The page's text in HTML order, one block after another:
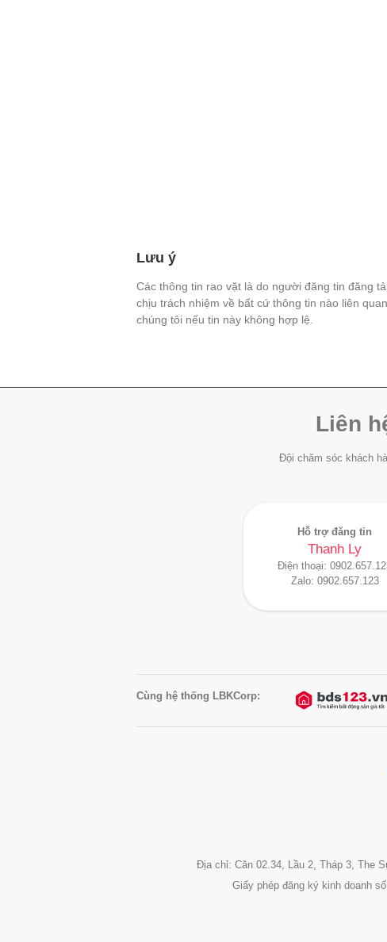
Lưu ý
Các thông tin rao vặt là do người đăng tin đăng
chịu trách nhiệm về bất cứ thông tin nào liên
chúng tôi nếu tin này không hợp lệ.
Liên
Đội chăm sóc khách
Hỗ trợ đăng tin
Thanh Ly
Điện thoại:
Zalo: 0902.657.123
Cùng hệ thống LBKCorp:
Địa chỉ: Căn 02.34, Lầu 2, Tháp 3, The
Giấy phép đăng ký kinh doanh